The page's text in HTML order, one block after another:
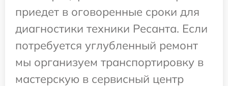
приедет в оговоренные сроки для
диагностики техники Ресанта. Если
потребуется углубленный ремонт
мы организуем транспортировку в
мастерскую в сервисный центр